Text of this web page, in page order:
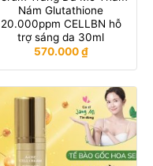
Nám Glutathione
20.000ppm CELLBN hỗ
trợ sáng da 30ml
570.000₫